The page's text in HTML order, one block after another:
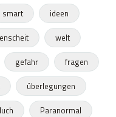
smart
ideen
welt
gefahr
fragen
überlegungen
Paranormal